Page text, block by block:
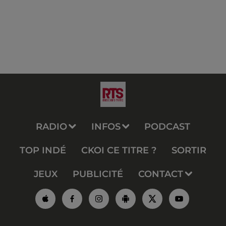
RADIO INFOS PODCAST
TOP INDÉ CKOI CE TITRE ? SORTIR
JEUX PUBLICITÉ CONTACT